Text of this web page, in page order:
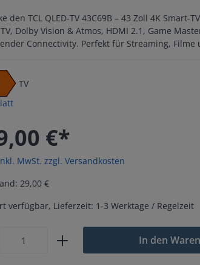
den TCL QLED-TV 43C69B – 43 Zoll 4K Smart-
Dolby Vision & Atmos, HDMI 2.1, Game
Connectivity. Perfekt für Streaming, Filme
TV
€*
MwSt. zzgl. Versandkosten
29,00 €
verfügbar, Lieferzeit: 1-3 Werktage / Regelzeit
In den